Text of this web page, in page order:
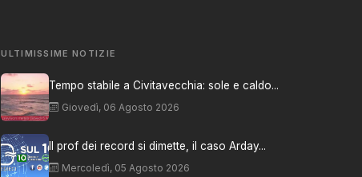
ULTIMISSIME NOTIZIE
Tempo stabile a Civitavecchia: sole e caldo...
Giovedì, 06 Agosto 2026
Il prof dei record si dimette, il caso Arday...
Mercoledì, 05 Agosto 2026